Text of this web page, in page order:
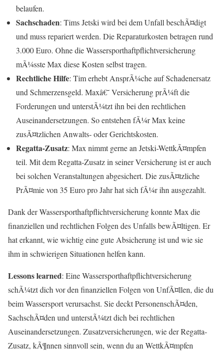
belaufen.
Sachschaden: Tims Jetski wird bei dem Unfall beschÃ¤digt
und muss repariert werden. Die Reparaturkosten betragen rund
3.000 Euro. Ohne die Wassersporthaftpflichtversicherung
mÃ¼sste Max diese Kosten selbst tragen.
Rechtliche Hilfe: Tim erhebt AnsprÃ¼che auf Schadenersatz
und Schmerzensgeld. Maxâ€˜ Versicherung prÃ¼ft die
Forderungen und unterstÃ¼tzt ihn bei den rechtlichen
Auseinandersetzungen. So entstehen fÃ¼r Max keine
zusÃ¤tzlichen Anwalts- oder Gerichtskosten.
Regatta-Zusatz: Max nimmt gerne an Jetski-WettkÃ¤mpfen
teil. Mit dem Regatta-Zusatz in seiner Versicherung ist er auch
bei solchen Veranstaltungen abgesichert. Die zusÃ¤tzliche
PrÃ¤mie von 35 Euro pro Jahr hat sich fÃ¼r ihn ausgezahlt.
Dank der Wassersporthaftpflichtversicherung konnte Max die
finanziellen und rechtlichen Folgen des Unfalls bewÃ¤ltigen. Er
hat erkannt, wie wichtig eine gute Absicherung ist und wie sie
ihm in schwierigen Situationen helfen kann.
Lessons learned: Eine Wassersporthaftpflichtversicherung
schÃ¼tzt dich vor den finanziellen Folgen von UnfÃ¤llen, die du
beim Wassersport verursachst. Sie deckt PersonenschÃ¤den,
SachschÃ¤den und unterstÃ¼tzt dich bei rechtlichen
Auseinandersetzungen. Zusatzversicherungen, wie der Regatta-
Zusatz, kÃ¶nnen sinnvoll sein, wenn du an WettkÃ¤mpfen